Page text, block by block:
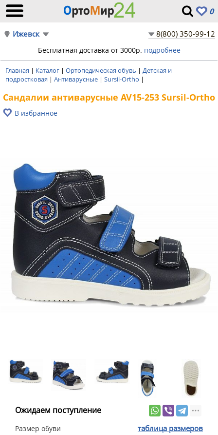
0
Ижевск 8(800) 350-99-12
Бесплатная доставка от 3000р. подробнее
Главная | Каталог | Ортопедическая обувь | Детская и
подростковая | Антиварусные | Sursil-Ortho |
Сандалии антиварусные AV15-253 Sursil-Ortho
В избранное
Ожидаем поступление
Размер обуви таблица размеров